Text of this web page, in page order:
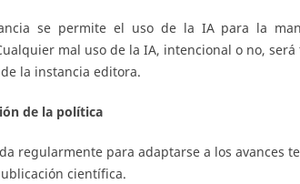
se permite el uso de la IA para la
mal uso de la IA, intencional o no,
la instancia editora.
de la política
regularmente para adaptarse a los avances
científica.